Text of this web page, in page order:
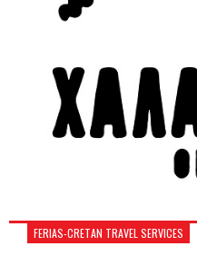
FERIAS-CRETAN TRAVEL SERVICES